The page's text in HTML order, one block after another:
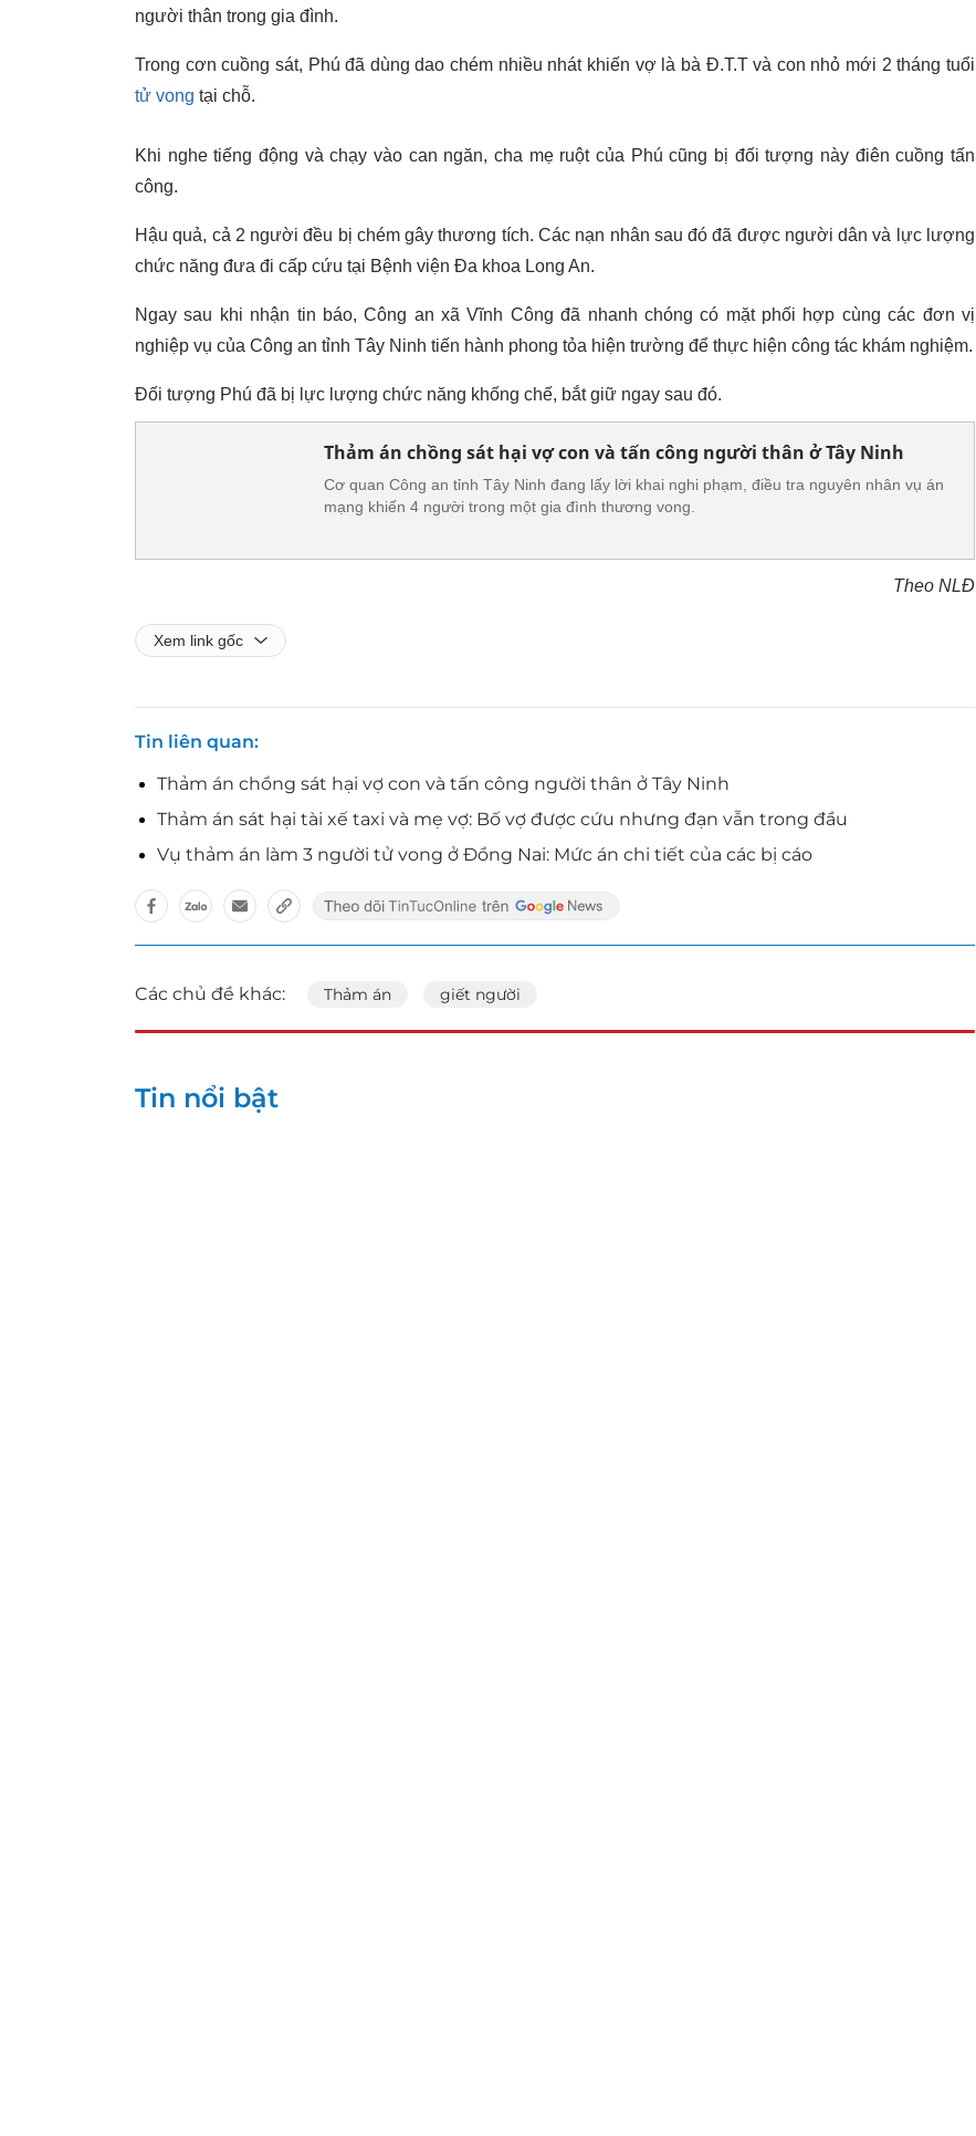
người thân trong gia đình.
Trong cơn cuồng sát, Phú đã dùng dao chém nhiều nhát khiến vợ là bà Đ.T.T và con nhỏ mới 2 tháng tuổi
tử vong tại chỗ.
Khi nghe tiếng động và chạy vào can ngăn, cha mẹ ruột của Phú cũng bị đối tượng này điên cuồng tấn
công.
Hậu quả, cả 2 người đều bị chém gây thương tích. Các nạn nhân sau đó đã được người dân và lực lượng
chức năng đưa đi cấp cứu tại Bệnh viện Đa khoa Long An.
Ngay sau khi nhận tin báo, Công an xã Vĩnh Công đã nhanh chóng có mặt phối hợp cùng các đơn vị
nghiệp vụ của Công an tỉnh Tây Ninh tiến hành phong tỏa hiện trường để thực hiện công tác khám nghiệm.
Đối tượng Phú đã bị lực lượng chức năng khống chế, bắt giữ ngay sau đó.
Thảm án chồng sát hại vợ con và tấn công người thân ở Tây Ninh
Cơ quan Công an tỉnh Tây Ninh đang lấy lời khai nghi phạm, điều tra nguyên nhân vụ án
mạng khiến 4 người trong một gia đình thương vong.
Theo NLĐ
Xem link gốc
Tin liên quan
Thảm án chồng sát hại vợ con và tấn công người thân ở Tây Ninh
Thảm án sát hại tài xế taxi và mẹ vợ: Bố vợ được cứu nhưng đạn vẫn trong đầu
Vụ thảm án làm 3 người tử vong ở Đồng Nai: Mức án chi tiết của các bị cáo
Các chủ đề khác: Thảm án giết người
Tin nổi bật